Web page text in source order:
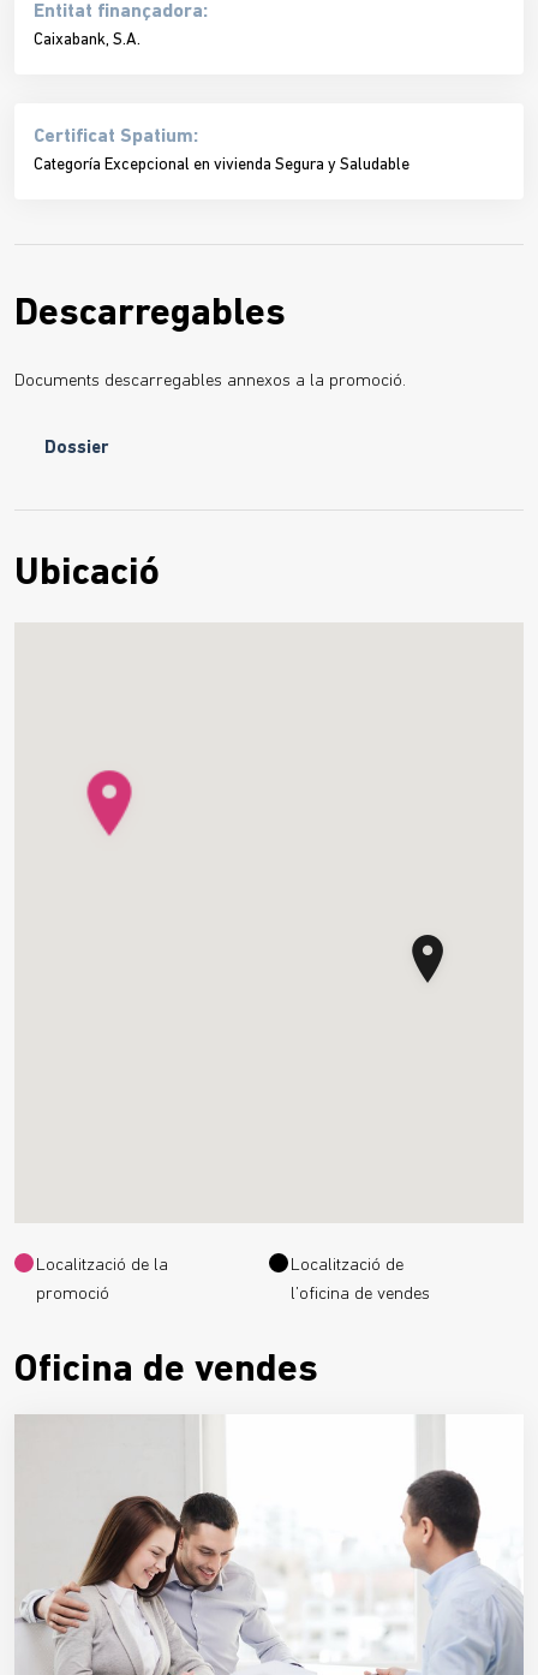
Entitat finançadora:
Caixabank, S.A.
Certificat Spatium:
Categoría Excepcional en vivienda Segura y Saludable
Descarregables
Documents descarregables annexos a la promoció.
Dossier
Ubicació
Localització de la
promoció
Localització de
l’oficina de vendes
Oficina de vendes